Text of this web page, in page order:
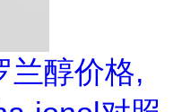
兰醇价格,